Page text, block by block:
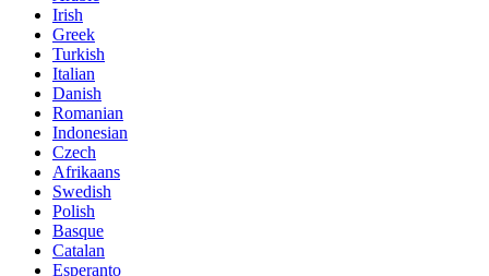
Irish
Greek
Turkish
Italian
Danish
Romanian
Indonesian
Czech
Afrikaans
Swedish
Polish
Basque
Catalan
Esperanto